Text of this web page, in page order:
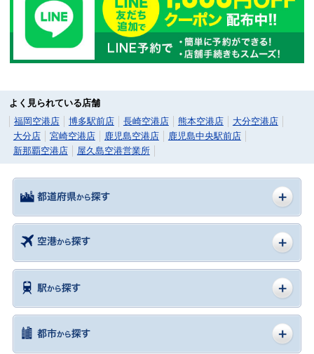
よく見られている店舗
福岡空港店
博多駅前店 長崎空港店 熊本空港店
大分空港店
大分店
宮崎空港店 鹿児島空港店
鹿児島中央駅前店
新那覇空港店
屋久島空港営業所